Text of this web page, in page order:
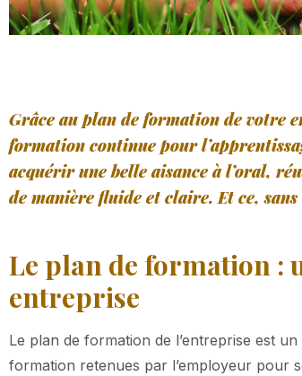
Grâce au plan de formation de votre
formation continue pour
acquérir une belle aisance à l’oral,
de manière fluide et claire. Et ce,
Le plan de formation :
entreprise
Le plan de formation de l’entreprise est
formation retenues par l’employeur pour